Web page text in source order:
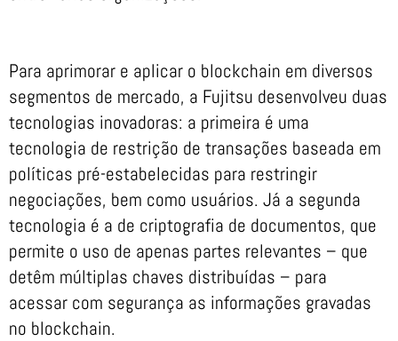
Para aprimorar e aplicar o blockchain em diversos
segmentos de mercado, a Fujitsu desenvolveu duas
tecnologias inovadoras: a primeira é uma
tecnologia de restrição de transações baseada em
políticas pré-estabelecidas para restringir
negociações, bem como usuários. Já a segunda
tecnologia é a de criptografia de documentos, que
permite o uso de apenas partes relevantes – que
detêm múltiplas chaves distribuídas – para
acessar com segurança as informações gravadas
no blockchain.